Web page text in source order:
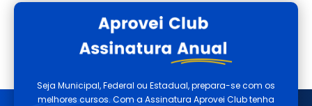
Seja Municipal, Federal ou Estadual, prepara-se com os
melhores cursos. Com a Assinatura Aprovei Club tenha